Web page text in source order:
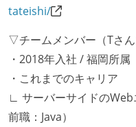
tateishi/
▽チームメンバー（Tさん
・2018年入社 / 福岡所属
・これまでのキャリア
∟ サーバーサイドのWeb
前職：Java）